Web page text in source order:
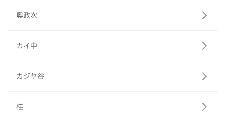
奥政次
カイ中
カジヤ谷
桂